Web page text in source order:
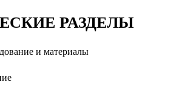
РАЗДЕЛЫ
и материалы